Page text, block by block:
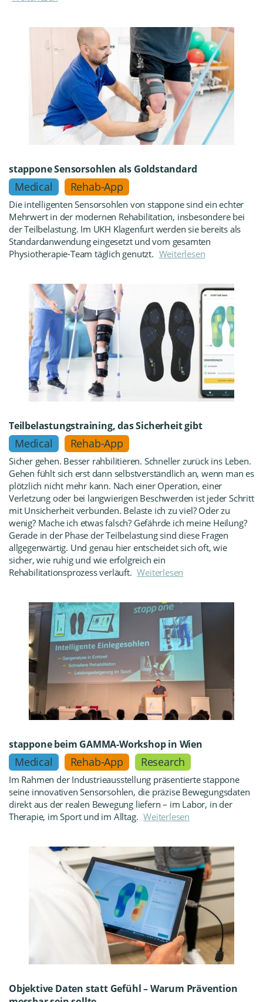
stappone Sensorsohlen als Goldstandard
Medical Rehab-App
Die intelligenten Sensorsohlen von stappone sind ein echter
Mehrwert in der modernen Rehabilitation, insbesondere bei
der Teilbelastung. Im UKH Klagenfurt werden sie bereits als
Standardanwendung eingesetzt und vom gesamten
Physiotherapie-Team täglich genutzt. Weiterlesen
Teilbelastungstraining, das Sicherheit gibt
Medical Rehab-App
Sicher gehen. Besser rahbilitieren. Schneller zurück ins Leben.
Gehen fühlt sich erst dann selbstverständlich an, wenn man es
plötzlich nicht mehr kann. Nach einer Operation, einer
Verletzung oder bei langwierigen Beschwerden ist jeder Schritt
mit Unsicherheit verbunden. Belaste ich zu viel? Oder zu
wenig? Mache ich etwas falsch? Gefährde ich meine Heilung?
Gerade in der Phase der Teilbelastung sind diese Fragen
allgegenwärtig. Und genau hier entscheidet sich oft, wie
sicher, wie ruhig und wie erfolgreich ein
Rehabilitationsprozess verläuft. Weiterlesen
stappone beim GAMMA-Workshop in Wien
Medical Rehab-App Research
Im Rahmen der Industrieausstellung präsentierte stappone
seine innovativen Sensorsohlen, die präzise Bewegungsdaten
direkt aus der realen Bewegung liefern – im Labor, in der
Therapie, im Sport und im Alltag. Weiterlesen
Objektive Daten statt Gefühl – Warum Prävention